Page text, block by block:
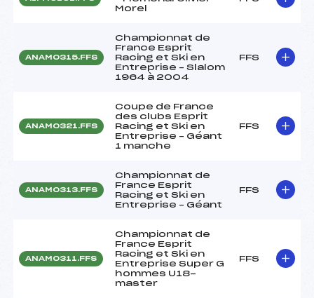
Morel
ANAM0315.FFS
Championnat de
France Esprit
Racing et Ski en
Entreprise – Slalom
1964 à 2004
FFS
ANAM0321.FFS
Coupe de France
des clubs Esprit
Racing et Ski en
Entreprise – Géant
1 manche
FFS
ANAM0313.FFS
Championnat de
France Esprit
Racing et Ski en
Entreprise – Géant
FFS
ANAM0311.FFS
Championnat de
France Esprit
Racing et Ski en
Entreprise Super G
hommes U18-
master
FFS